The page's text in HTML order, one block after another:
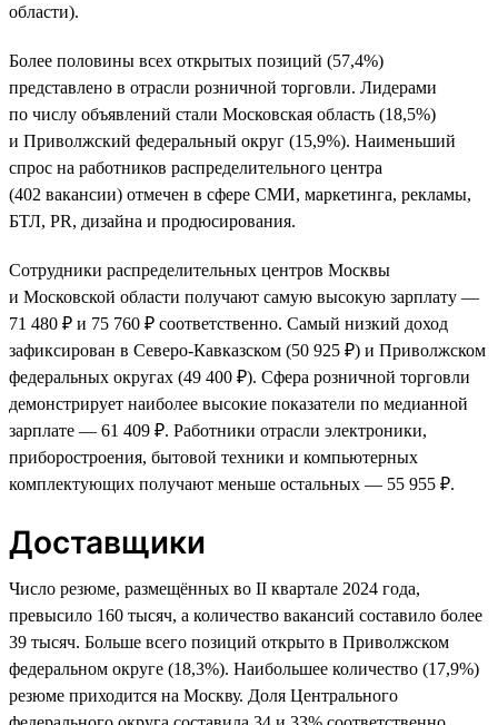
области).
Более половины всех открытых позиций (57,4%)
представлено в отрасли розничной торговли. Лидерами
по числу объявлений стали Московская область (18,5%)
и Приволжский федеральный округ (15,9%). Наименьший
спрос на работников распределительного центра
(402 вакансии) отмечен в сфере СМИ, маркетинга, рекламы,
БТЛ, PR, дизайна и продюсирования.
Сотрудники распределительных центров Москвы
и Московской области получают самую высокую зарплату —
71 480 ₽ и 75 760 ₽ соответственно. Самый низкий доход
зафиксирован в Северо-Кавказском (50 925 ₽) и Приволжском
федеральных округах (49 400 ₽). Сфера розничной торговли
демонстрирует наиболее высокие показатели по медианной
зарплате — 61 409 ₽. Работники отрасли электроники,
приборостроения, бытовой техники и компьютерных
комплектующих получают меньше остальных — 55 955 ₽.
Доставщики
Число резюме, размещённых во II квартале 2024 года,
превысило 160 тысяч, а количество вакансий составило более
39 тысяч. Больше всего позиций открыто в Приволжском
федеральном округе (18,3%). Наибольшее количество (17,9%)
резюме приходится на Москву. Доля Центрального